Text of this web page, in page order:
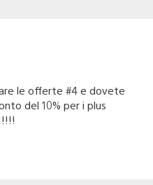
le offerte #4 e dovete
del 10% per i plus